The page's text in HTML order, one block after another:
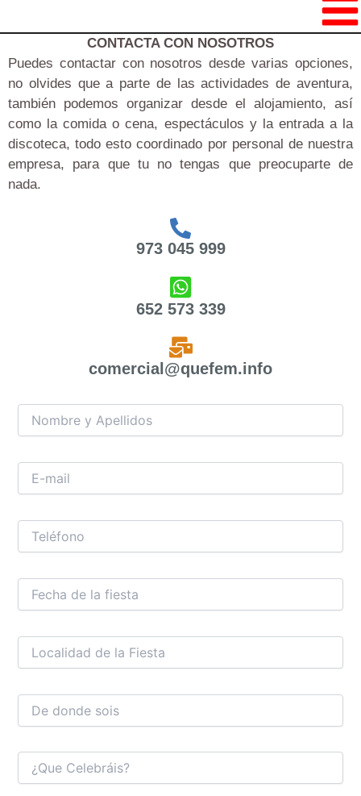
al
CONTACTA CON NOSOTROS
Puedes contactar con nosotros desde varias opciones,
no olvides que a parte de las actividades de aventura,
también podemos organizar desde el alojamiento, así
como la comida o cena, espectáculos y la entrada a la
discoteca, todo esto coordinado por personal de nuestra
empresa, para que tu no tengas que preocuparte de
nada.
973 045 999
652 573 339
comercial@quefem.info